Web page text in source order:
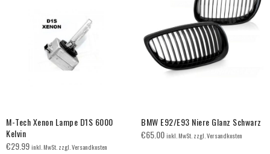
M-Tech Xenon Lampe D1S 6000
Kelvin
€29.99inkl. MwSt. zzgl. Versandkosten
BMW E92/E93 Niere Glanz Schwarz
€65.00inkl. MwSt. zzgl. Versandkosten